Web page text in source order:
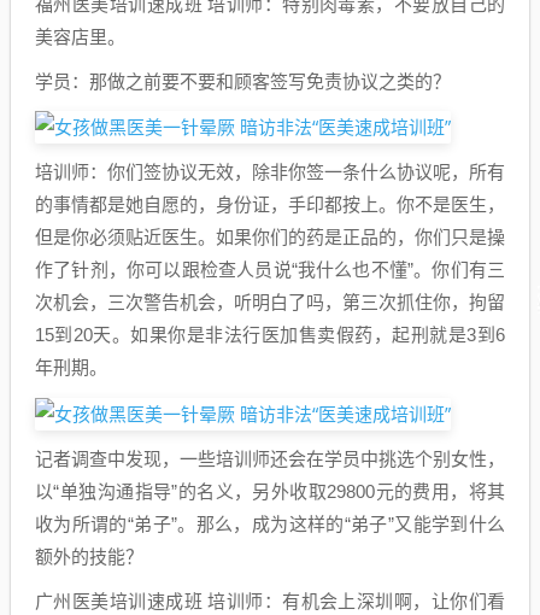
美容店里。
学员：那做之前要不要和顾客签写免责协议之类的？
培训师：你们签协议无效，除非你签一条什么协议呢，所有
的事情都是她自愿的，身份证，手印都按上。你不是医生，
但是你必须贴近医生。如果你们的药是正品的，你们只是操
作了针剂，你可以跟检查人员说“我什么也不懂”。你们有三
次机会，三次警告机会，听明白了吗，第三次抓住你，拘留
15到20天。如果你是非法行医加售卖假药，起刑就是3到6
年刑期。
记者调查中发现，一些培训师还会在学员中挑选个别女性，
以“单独沟通指导”的名义，另外收取29800元的费用，将其
收为所谓的“弟子”。那么，成为这样的“弟子”又能学到什么
额外的技能？
广州医美培训速成班 培训师：有机会上深圳啊，让你们看